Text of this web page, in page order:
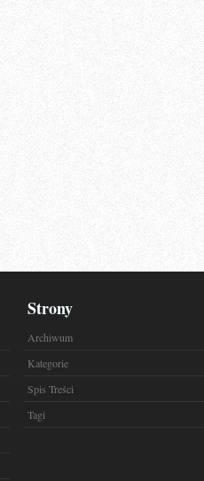
Strony
Archiwum
Kategorie
Spis Treści
Tagi